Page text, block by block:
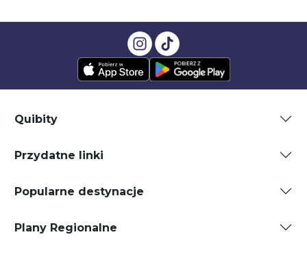
Quibity
Przydatne linki
Popularne destynacje
Plany Regionalne